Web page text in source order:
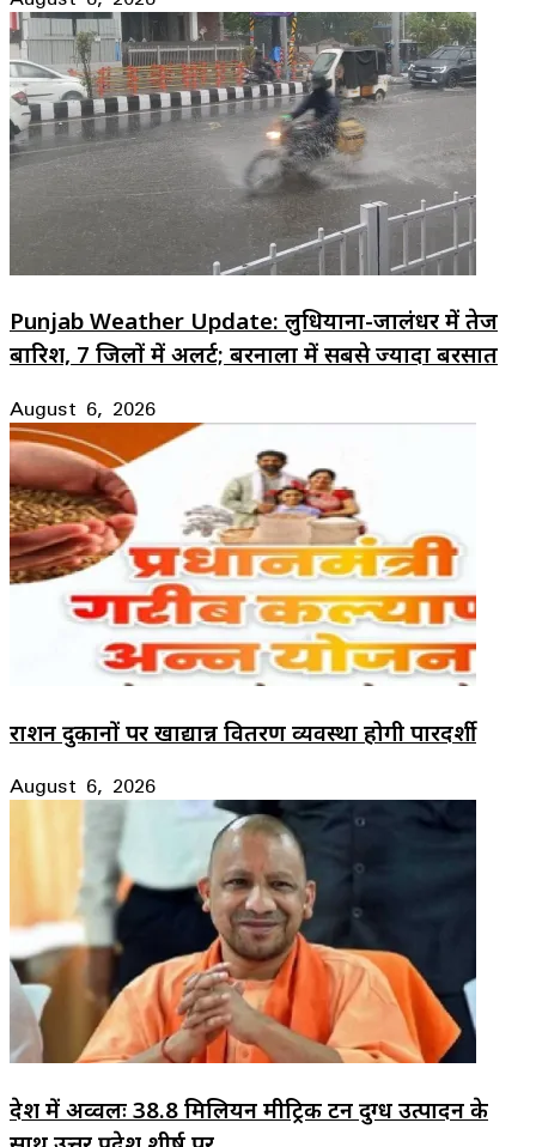
Punjab Weather Update: लुधियाना-जालंधर में तेज
बारिश, 7 जिलों में अलर्ट; बरनाला में सबसे ज्यादा बरसात
August 6, 2026
राशन दुकानों पर खाद्यान्न वितरण व्यवस्था होगी पारदर्शी
August 6, 2026
देश में अव्वलः 38.8 मिलियन मीट्रिक टन दुग्ध उत्पादन के